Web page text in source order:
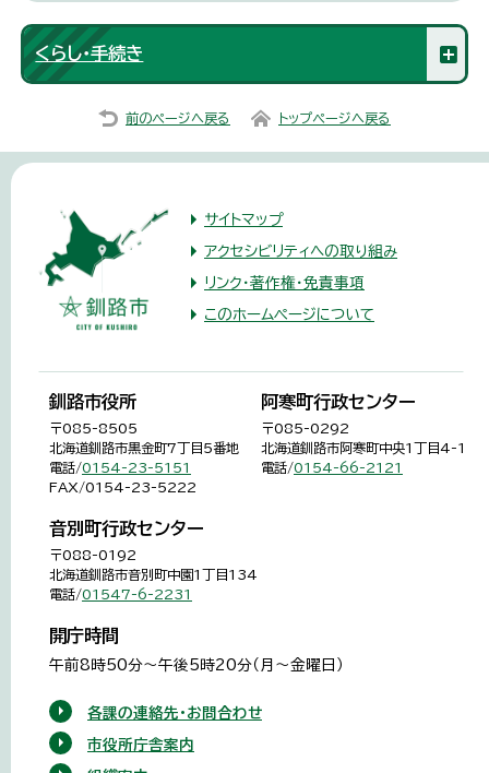
くらし・手続き
前のページへ戻る トップページへ戻る
サイトマップ
アクセシビリティへの取り組み
リンク・著作権・免責事項
このホームページについて
釧路市役所
〒085-8505
北海道釧路市黒金町7丁目5番地
電話/0154-23-5151
FAX/0154-23-5222
阿寒町行政センター
〒085-0292
北海道釧路市阿寒町中央1丁目4-1
電話/0154-66-2121
音別町行政センター
〒088-0192
北海道釧路市音別町中園1丁目134
電話/01547-6-2231
開庁時間
午前8時50分～午後5時20分（月～金曜日）
各課の連絡先・お問合わせ
市役所庁舎案内